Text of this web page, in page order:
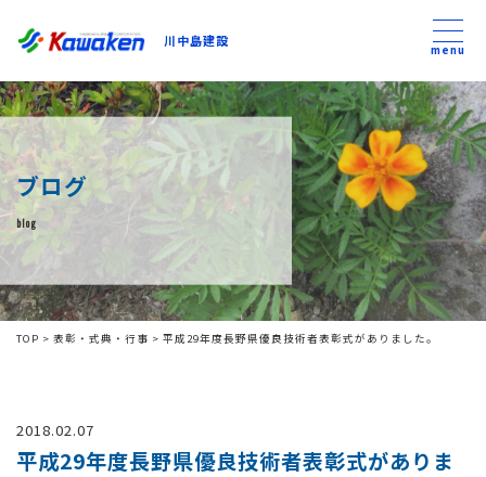
川中島建設
川中島建設
トップ
トピックス
事業内容
私たちについて
コンテンツ
menu
ブログ
blog
TOP > 表彰・式典・行事 > 平成29年度長野県優良技術者表彰式がありました。
2018.02.07
平成29年度長野県優良技術者表彰式がありま